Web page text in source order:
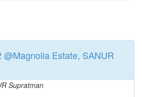
Estate, SANUR
Supratman